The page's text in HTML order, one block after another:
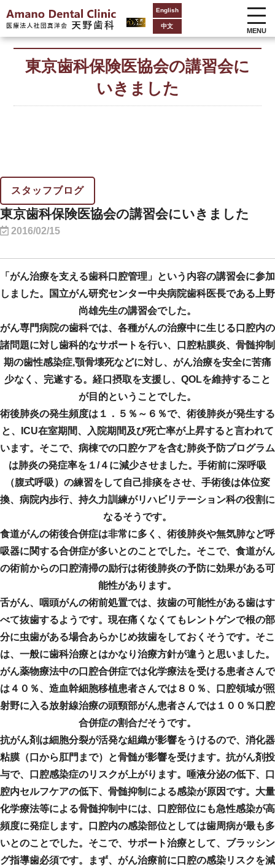
English
中文
MENU
東京歯科保険医協会の講習会に
いきました
スタッフブログ
東京歯科保険医協会の講習会にいきました
2016/02/15
「がん治療を支える歯科口腔管理」という内容の講習会に参加
しました。国立がん研究センター中央病院歯科医長である上野
尚雄先生の講習会でした。
がん専門病院の歯科では、各種がんの治療中に生じる口腔内の
諸問題に対し歯科的なサポートを行い、口腔粘膜炎、骨髄抑制
期の歯性感染症,顎骨壊死などに対し、がん治療を安全に苦痛
少なく、完遂する。経口摂取を支援し、QOLを維持すること
が目的ということでした。
術後肺炎の発生頻度は１．５％～６％で、術後肺炎が発生する
と、ICU在室期間、入院期間及び死亡率が上昇すると言われて
います。そこで、病棟での口腔ケアを含む肺炎予防プログラム
は肺炎の発症率を１/４に減少させました。手術前に深呼吸
（腹式呼吸）の練習をして自己排痰をさせ、手術後は体位変
換、病院内歩行、持久力訓練がリハビリテーション科の役割に
なるそうです。
食道がんの術後合併症は非常に多く、術後肺炎や無気肺など呼
吸器に関する合併症が多いとのことでした。そこで、食道がん
の術前からの口腔清掃の励行は術後肺炎の予防に効果がある可
能性があります。
舌がん、咽頭がんの術前処置では、抜歯の可能性がある歯はす
べて抜歯するようです。現在痛くなくてもレントゲンで根の部
分に虫歯がある場合あらかじめ抜歯をしておくそうです。そこ
は、一般に歯科治療とはかなり治療方針が違うと思いました。
がん薬物療法中の口腔合併症では化学療法を受ける患者さんで
は４０％、造血幹細胞移植患者さんでは８０％、口腔領域が照
射野に入る放射線治療の頭頸部がん患者さんでは１００％口腔
合併症の割合だそうです。
抗がん剤は細胞分裂が活発な組織が影響をうけるので、消化器
粘膜（口から肛門まで）と骨髄が影響を受けます。抗がん剤投
与で、口腔感染症のリスクが上がります。唾液分泌の低下、口
腔内セルフケアの低下、骨髄抑制による感染が原因です。大量
化学療法等による骨髄抑制中には、口腔部位にも急性感染が高
頻度に発症します。口腔内の感染部位としては歯周病が最も多
いとのことでした。そこで、サポート治療として、ブラッシン
グ指導歯必須です。まず、がん治療前に口腔の感染リスクを減